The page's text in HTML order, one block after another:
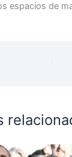
espacios de